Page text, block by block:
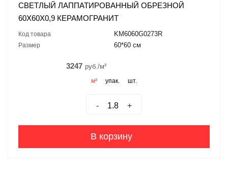
СВЕТЛЫЙ ЛАППАТИРОВАННЫЙ ОБРЕЗНОЙ
60X60X0,9 КЕРАМОГРАНИТ
Код товара KM6060G0273R
Размер 60*60 см
3247 руб./м²
м² упак. шт.
- +
В корзину